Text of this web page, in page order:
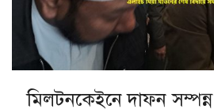
মিলটনকেইনে দাফন সম্পন্ন